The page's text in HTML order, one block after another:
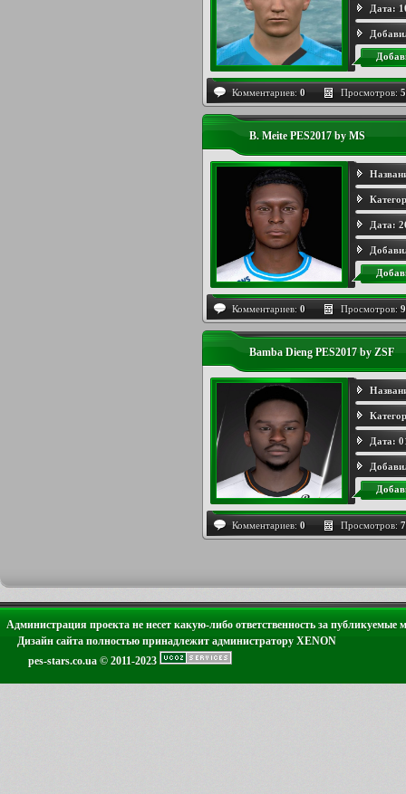
Дата:
Комментариев: 0 Просмотров:
B. Meite PES2017 by MS
Дата:
Комментариев: 0 Просмотров:
Bamba Dieng PES2017 by ZSF
Дата:
Комментариев: 0 Просмотров:
Администрация проекта не несет какую-либо ответственность за публикуемые
Дизайн сайта полностью принадлежит администратору XENON
pes-stars.co.ua © 2011-2023